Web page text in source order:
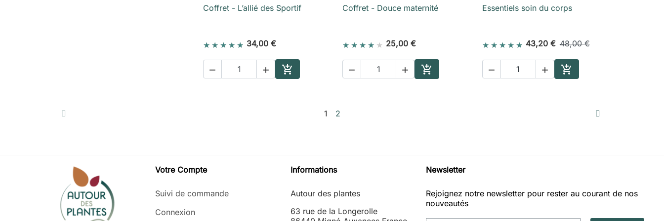
 Aperçu rapide
Coffret - L’allié des Sportif
34,00 €
  
Ajouter au panier
 Aperçu rapide
Coffret - Douce maternité
25,00 €
  
Ajouter au panier
 Aperçu rapide
Essentiels soin du corps
43,20 € 48,00 €
  
Ajouter au panier
1 2
Votre Compte
Suivi de commande
Connexion
Informations
Autour des plantes
63 rue de la Longerolle
Newsletter
Rejoignez notre newsletter pour rester au courant de nos
nouveautés